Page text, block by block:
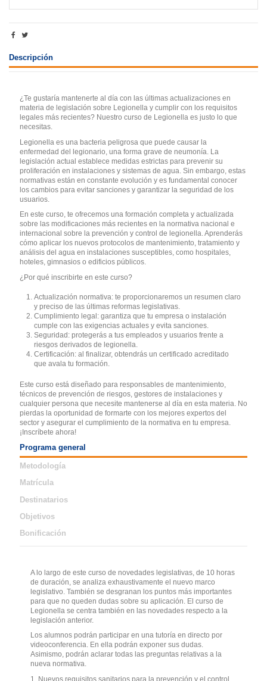
Descripción
¿Te gustaría mantenerte al día con las últimas actualizaciones en
materia de legislación sobre Legionella y cumplir con los requisitos
legales más recientes? Nuestro curso de Legionella es justo lo que
necesitas.
Legionella es una bacteria peligrosa que puede causar la
enfermedad del legionario, una forma grave de neumonía. La
legislación actual establece medidas estrictas para prevenir su
proliferación en instalaciones y sistemas de agua. Sin embargo, estas
normativas están en constante evolución y es fundamental conocer
los cambios para evitar sanciones y garantizar la seguridad de los
usuarios.
En este curso, te ofrecemos una formación completa y actualizada
sobre las modificaciones más recientes en la normativa nacional e
internacional sobre la prevención y control de legionella. Aprenderás
cómo aplicar los nuevos protocolos de mantenimiento, tratamiento y
análisis del agua en instalaciones susceptibles, como hospitales,
hoteles, gimnasios o edificios públicos.
¿Por qué inscribirte en este curso?
Actualización normativa: te proporcionaremos un resumen claro
y preciso de las últimas reformas legislativas.
Cumplimiento legal: garantiza que tu empresa o instalación
cumple con las exigencias actuales y evita sanciones.
Seguridad: protegerás a tus empleados y usuarios frente a
riesgos derivados de legionella.
Certificación: al finalizar, obtendrás un certificado acreditado
que avala tu formación.
Este curso está diseñado para responsables de mantenimiento,
técnicos de prevención de riesgos, gestores de instalaciones y
cualquier persona que necesite mantenerse al día en esta materia. No
pierdas la oportunidad de formarte con los mejores expertos del
sector y asegurar el cumplimiento de la normativa en tu empresa.
¡Inscríbete ahora!
Programa general
Metodología
Matrícula
Destinatarios
Objetivos
Bonificación
A lo largo de este curso de novedades legislativas, de 10 horas
de duración, se analiza exhaustivamente el nuevo marco
legislativo. También se desgranan los puntos más importantes
para que no queden dudas sobre su aplicación. El curso de
Legionella se centra también en las novedades respecto a la
legislación anterior.
Los alumnos podrán participar en una tutoría en directo por
videoconferencia. En ella podrán exponer sus dudas.
Asimismo, podrán aclarar todas las preguntas relativas a la
nueva normativa.
1. Nuevos requisitos sanitarios para la prevención y el control